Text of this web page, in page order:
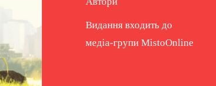
Видання входить до
медіа-групи MistoOnline